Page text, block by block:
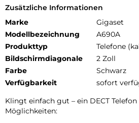
Zusätzliche Informationen
Marke
Gigaset
Modellbezeichnung
A690A
Produkttyp
Telefone
Bildschirmdiagonale
2 Zoll
Farbe
Schwarz
Verfügbarkeit
sofort
Klingt einfach gut – ein DECT
Möglichkeiten: